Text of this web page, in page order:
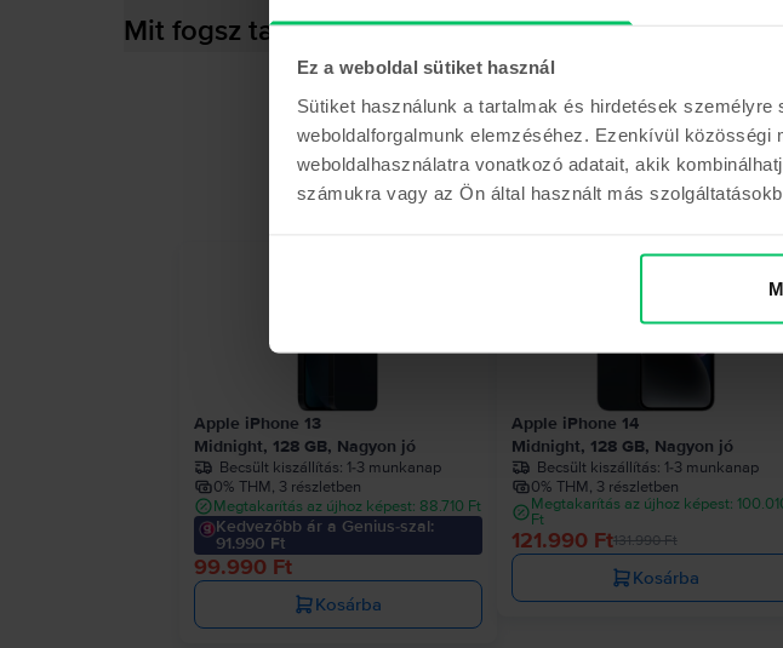
Ez a weboldal sütiket használ
Sütiket használunk a tartalmak és hirdetések
weboldalforgalmunk elemzéséhez. Ezenkívül
weboldalhasználatra vonatkozó adatait, akik
számukra vagy az Ön által használt más
Mit fogsz találni a dobozban?
Apple iPhone 13
Midnight, 128 GB, Nagyon jó
Becsült kiszállítás: 1-3 munkanap
0% THM, 3 részletben
Megtakarítás az újhoz képest: 88.710 Ft
Kedvezőbb ár a Genius-szal:
91.990 Ft
99.990 Ft
Kosárba
Apple iPhone 14
Midnight, 128 GB, Nagyon jó
Becsült kiszállítás: 1-3 munkanap
0% THM, 3 részletben
Megtakarítás az újhoz képest:
Ft
121.990 Ft131.990 Ft
Kosárba